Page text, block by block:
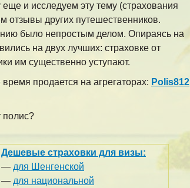
и исследуем эту тему (страхования
отзывы других путешественников.
было непростым делом. Опираясь на
на двух лучших: страховке от
им существенно уступают.
продается на агрегаторах: Polis812
полис?
Дешевые страховки для визы:
— для Шенгенской
— для национальной